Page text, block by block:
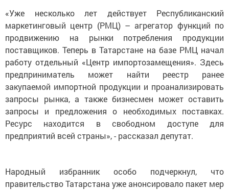
«Уже несколько лет действует Республиканский
маркетинговый центр (РМЦ) – агрегатор функций по
продвижению на рынки потребления продукции
поставщиков. Теперь в Татарстане на базе РМЦ начал
работу отдельный «Центр импортозамещения». Здесь
предприниматель может найти реестр ранее
закупаемой импортной продукции и проанализировать
запросы рынка, а также бизнесмен может оставить
запросы и предложения о необходимых поставках.
Ресурс находится в свободном доступе для
предприятий всей страны», - рассказал депутат.
Народный избранник особо подчеркнул, что
правительство Татарстана уже анонсировало пакет мер